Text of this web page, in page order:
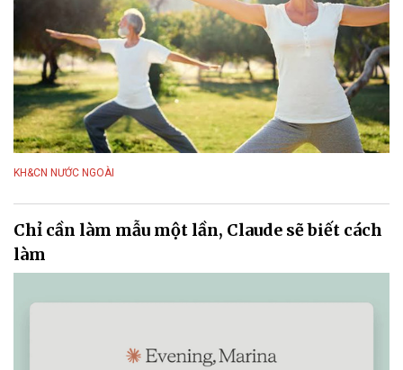
KH&CN NƯỚC NGOÀI
Chỉ cần làm mẫu một lần, Claude sẽ biết cách
làm